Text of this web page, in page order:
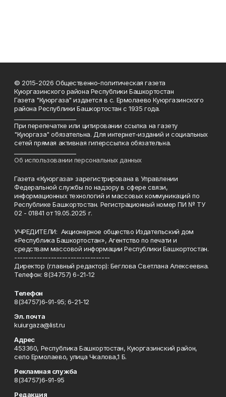
© 2015-2026 Общественно-политическая газета
Куюргазинского района Республики Башкортостан
Газета "Куюргаза" издается в с. Ермолаево Куюргазинского
района Республики Башкортостан с 1935 года.
При перепечатке или цитировании ссылка на газету
"Куюргаза" обязательна. Для интернет-изданий и социальных
сетей прямая активная гиперссылка обязательна.
Об использовании персональных данных
Газета «Куюргаза» зарегистрирована в Управлении
Федеральной службы по надзору в сфере связи,
информационных технологий и массовых коммуникаций по
Республике Башкортостан. Регистрационный номер ПИ № ТУ
02 - 01841 от 19.05.2025 г.
УЧРЕДИТЕЛИ: Акционерное общество Издательский дом
«Республика Башкортостан», Агентство по печати и
средствам массовой информации Республики Башкортостан.
----------------------------------
Директор (главный редактор): Беглова Светлана Алексеевна.
Телефон: 8(34757) 6-21-12
Телефон
8(34757)6-91-95; 6-21-12
Эл. почта
kuiurgaza@list.ru
Адрес
453360, Республика Башкортостан, Куюргазинский район,
село Ермолаево, улица Чкалова,1 Б.
Рекламная служба
8(34757)6-91-95
Редакция